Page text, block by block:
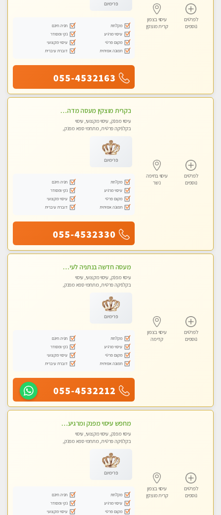
לפרטים
נוספים
עיסוי בצפון
קרית מוצקין
פרימיום
מקלחת
חניה חינם
עיסוי מרגיע
נקי ומסודר
מקום פרטי
עיסוי מקצועי
תמונה אמיתית
דוברת עיברית
055-4532163
לפרטים
נוספים
עיסוי בחיפה
נשר
בקרית מוצקין מעסה מדהימה- כל סוגי העיסויים מעסה מקצועית ואיכותית פרטי!!! לחוויה בלתי נשכחת!!
עיסוי מפנק, עיסוי מקצועי, עיסוי
בקלניקה פרטית, מתחמי ספא מפנק,
פרימיום
מקלחת
חניה חינם
עיסוי מרגיע
נקי ומסודר
מקום פרטי
עיסוי מקצועי
תמונה אמיתית
דוברת עיברית
055-4532330
לפרטים
נוספים
עיסוי בצפון
קדימה
מעסה חדשה בנתניה לעיסוי מיוחד ואיכותי. הנאה מובטחת !
עיסוי מפנק, עיסוי מקצועי, עיסוי
בקלניקה פרטית, מתחמי ספא מפנק,
פרימיום
מקלחת
חניה חינם
עיסוי מרגיע
נקי ומסודר
מקום פרטי
עיסוי מקצועי
תמונה אמיתית
דוברת עיברית
055-4532212
לפרטים
נוספים
עיסוי בצפון
קרית מוצקין
מחפש עיסוי מפנק ומרגיע? בוא להכיר את הצוות המעסות החדשות שלנו. מקום מושלם !
עיסוי מפנק, עיסוי מקצועי, עיסוי
בקלניקה פרטית, מתחמי ספא מפנק,
פרימיום
מקלחת
חניה חינם
עיסוי מרגיע
נקי ומסודר
מקום פרטי
עיסוי מקצועי